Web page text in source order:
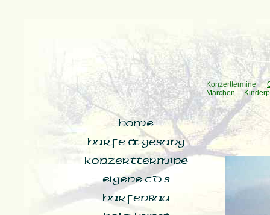
Konzerttermine
Märchen